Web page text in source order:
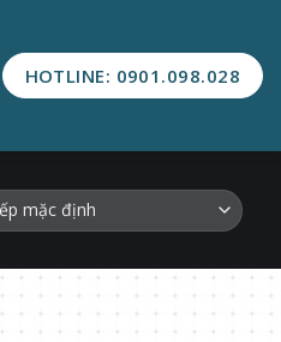
HOTLINE: 0901.098.028